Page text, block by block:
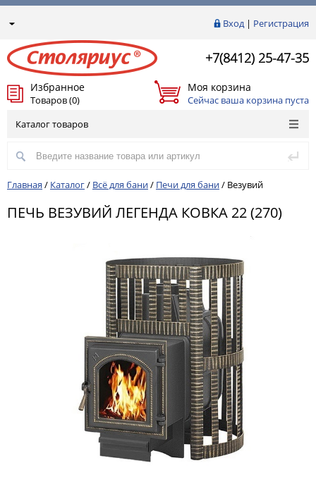
Вход| Регистрация
+7(8412) 25-47-35
Избранное
Товаров (0)
Моя корзина
Сейчас ваша корзина пуста
Каталог товаров
Главная / Каталог/ Всё для бани/ Печи для бани/ Везувий
ПЕЧЬ ВЕЗУВИЙ ЛЕГЕНДА КОВКА 22 (270)